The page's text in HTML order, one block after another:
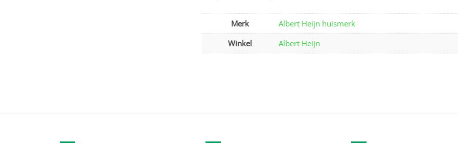
Merk
Albert Heijn huismerk
Winkel
Albert Heijn